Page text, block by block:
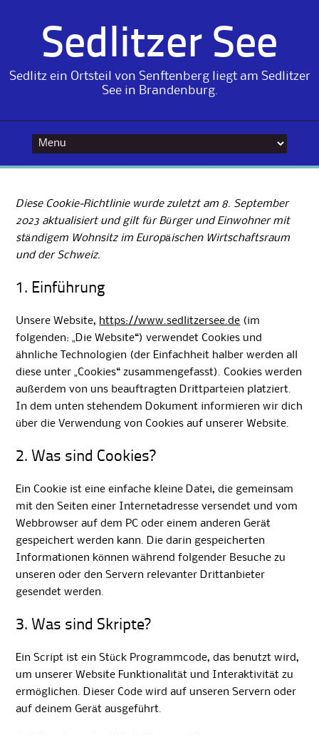
Sedlitzer See
Sedlitz ein Ortsteil von Senftenberg liegt am Sedlitzer
See in Brandenburg.
content
Diese Cookie-Richtlinie wurde zuletzt am 8. September
2023 aktualisiert und gilt für Bürger und Einwohner mit
ständigem Wohnsitz im Europäischen Wirtschaftsraum
und der Schweiz.
1. Einführung
Unsere Website, https://www.sedlitzersee.de (im
folgenden: „Die Website“) verwendet Cookies und
ähnliche Technologien (der Einfachheit halber werden all
diese unter „Cookies“ zusammengefasst). Cookies werden
außerdem von uns beauftragten Drittparteien platziert.
In dem unten stehendem Dokument informieren wir dich
über die Verwendung von Cookies auf unserer Website.
2. Was sind Cookies?
Ein Cookie ist eine einfache kleine Datei, die gemeinsam
mit den Seiten einer Internetadresse versendet und vom
Webbrowser auf dem PC oder einem anderen Gerät
gespeichert werden kann. Die darin gespeicherten
Informationen können während folgender Besuche zu
unseren oder den Servern relevanter Drittanbieter
gesendet werden.
3. Was sind Skripte?
Ein Script ist ein Stück Programmcode, das benutzt wird,
um unserer Website Funktionalität und Interaktivität zu
ermöglichen. Dieser Code wird auf unseren Servern oder
auf deinem Gerät ausgeführt.